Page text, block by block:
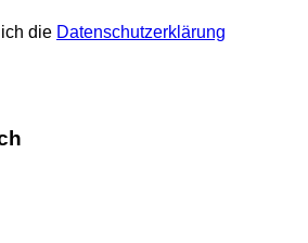
die Datenschutzerklärung